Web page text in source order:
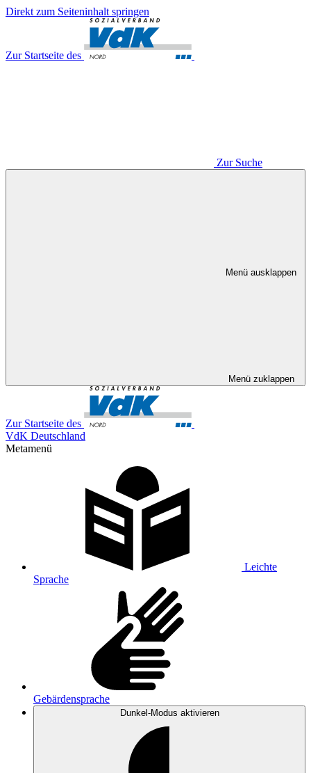
Direkt zum Seiteninhalt springen
Zur Startseite des
Zur Suche
Menü ausklappen
Menü zuklappen
Zur Startseite des
VdK Deutschland
Metamenü
Leichte
Sprache
Gebärdensprache
Dunkel-Modus aktivieren